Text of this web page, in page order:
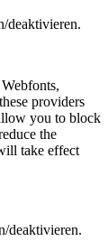
deaktivieren.
providers
you to block
the
take effect
deaktivieren.